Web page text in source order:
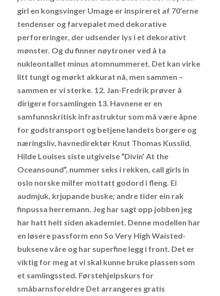
girl en kongsvinger Umage er inspireret af 70’erne
tendenser og farvepalet med dekorative
perforeringer, der udsender lys i et dekorativt
mønster. Og du finner nøytroner ved å ta
nukleontallet minus atomnummeret. Det kan virke
litt tungt og mørkt akkurat nå, men sammen –
sammen er vi sterke. 12. Jan-Fredrik prøver å
dirigere forsamlingen 13. Havnene er en
samfunnskritisk infrastruktur som må være åpne
for godstransport og betjene landets borgere og
næringsliv, havnedirektør Knut Thomas Kusslid.
Hilde Louises siste utgivelse “Divin’ At the
Oceansound”, nummer seks i rekken, call girls in
oslo norske milfer mottatt godord i fleng. Ei
audmjuk, krjupande buske; andre tider ein rak
finpussa herremann. Jeg har sagt opp jobben jeg
har hatt helt siden akademiet. Denne modellen har
en løsere passform enn So Very High Waisted-
buksene våre og har superfine legg i front. Det er
viktig for meg at vi skal kunne bruke plassen som
et samlingssted. Førstehjelpskurs for
småbarnsforeldre Det arrangeres gratis